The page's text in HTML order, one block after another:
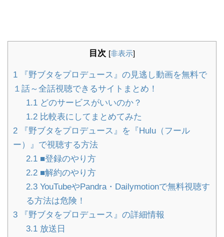
目次 [非表示]
1 『野ブタをプロデュース』の見逃し動画を無料で
１話～全話視聴できるサイトまとめ！
1.1どのサービスがいいのか？
1.2比較表にしてまとめてみた
2 『野ブタをプロデュース』を『Hulu（フール
ー）』で視聴する方法
2.1■登録のやり方
2.2■解約のやり方
2.3YouTubeやPandra・Dailymotionで無料視聴す
る方法は危険！
3 『野ブタをプロデュース』の詳細情報
3.1放送日